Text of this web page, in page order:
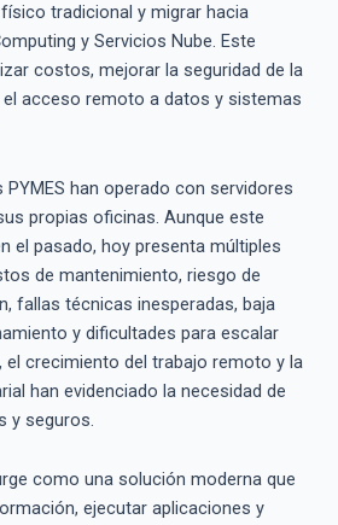
tradicional y migrar hacia
y Servicios Nube. Este
costos, mejorar la seguridad de la
acceso remoto a datos y sistemas
han operado con servidores
propias oficinas. Aunque este
el pasado, hoy presenta múltiples
de mantenimiento, riesgo de
fallas técnicas inesperadas, baja
y dificultades para escalar
el crecimiento del trabajo remoto y la
han evidenciado la necesidad de
y seguros.
como una solución moderna que
ejecutar aplicaciones y